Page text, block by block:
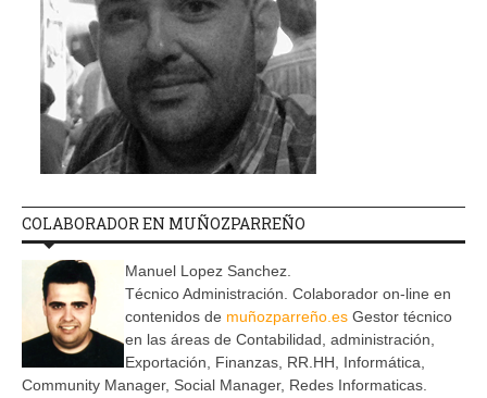
COLABORADOR EN MUÑOZPARREÑO
Manuel Lopez Sanchez.
Técnico Administración. Colaborador on-line en
contenidos de muñozparreño.es Gestor técnico
en las áreas de Contabilidad, administración,
Exportación, Finanzas, RR.HH, Informática,
Community Manager, Social Manager, Redes Informaticas.